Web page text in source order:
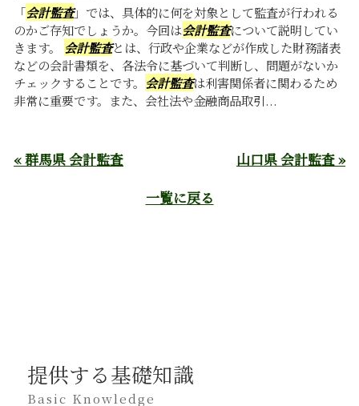
「会計監査」では、具体的に何を対象として監査が行われる
のかご存知でしょうか。今回は会計監査について説明してい
きます。 会計監査とは、行政や企業などが作成した財務諸表
などの会計書類を、各法令に基づいて判断し、問題がないか
チェックすることです。 会計監査は利害関係者に関わるため
非常に重要です。また、会社法や金融商品取引...
« 群馬県 会計監査
山口県 会計監査 »
一覧に戻る
提供する基礎知識
Basic Knowledge